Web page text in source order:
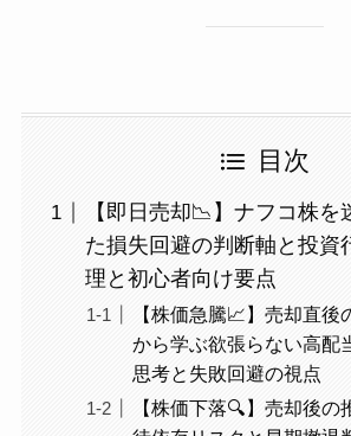
目次
【即日売却📉】ナフコ株を
た損失回避の判断軸と投資
理と初心者向け要点
【株価急騰📈】売却直後
から学ぶ欲張らない高配
思考と失敗回避の視点
【株価下落🔍】売却後の